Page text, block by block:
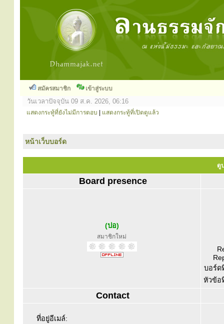
สมัครสมาชิก เข้าสู่ระบบ
วันเวลาปัจจุบัน 09 ส.ค. 2026, 06:16
แสดงกระทู้ที่ยังไม่มีการตอบ แสดงกระทู้ที่เปิดดูแล้ว
หน้าเว็บบอร์ด
ดู
Board presence
(ปอ)
สมาชิกใหม่
บอร์ด
หัวข้อ
Contact
ที่อยู่อีเมล์: